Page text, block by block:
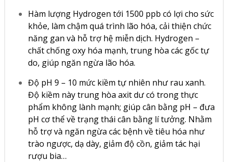
Hàm lượng Hydrogen tới 1500 ppb có lợi cho sức
khỏe, làm chậm quá trình lão hóa, cải thiện chức
năng gan và hỗ trợ hệ miễn dịch. Hydrogen –
chất chống oxy hóa mạnh, trung hòa các gốc tự
do, giúp ngăn ngừa lão hóa.
Độ pH 9 – 10 mức kiềm tự nhiên như rau xanh.
Độ kiềm này trung hòa axit dư có trong thực
phẩm không lành mạnh; giúp cân bằng pH – đưa
pH cơ thể về trạng thái cân bằng lí tưởng. Nhằm
hỗ trợ và ngăn ngừa các bệnh về tiêu hóa như
trào ngược, dạ dày, giảm độ cồn, giảm tác hại
rượu bia…